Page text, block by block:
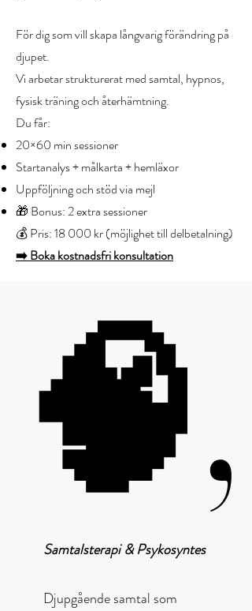
För dig som vill skapa långvarig förändring på
djupet.
Vi arbetar strukturerat med samtal, hypnos,
fysisk träning och återhämtning.
Du får:
20×60 min sessioner
Startanalys + målkarta + hemläxor
Uppföljning och stöd via mejl
🎁 Bonus: 2 extra sessioner
💰 Pris: 18 000 kr (möjlighet till delbetalning)
➡️ Boka kostnadsfri konsultation
🧠,
🧠,
Samtalsterapi & Psykosyntes
Djupgående samtal som